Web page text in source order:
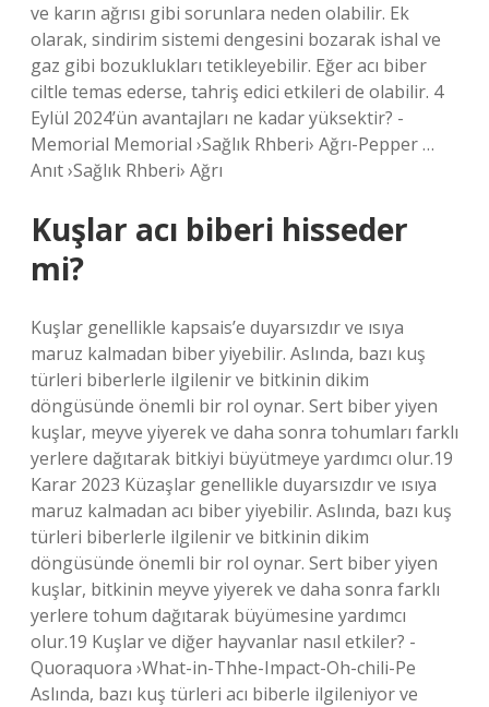
ve karın ağrısı gibi sorunlara neden olabilir. Ek
olarak, sindirim sistemi dengesini bozarak ishal ve
gaz gibi bozuklukları tetikleyebilir. Eğer acı biber
ciltle temas ederse, tahriş edici etkileri de olabilir. 4
Eylül 2024’ün avantajları ne kadar yüksektir? -
Memorial Memorial ›Sağlık Rhberi› Ağrı-Pepper …
Anıt ›Sağlık Rhberi› Ağrı
Kuşlar acı biberi hisseder
mi?
Kuşlar genellikle kapsais’e duyarsızdır ve ısıya
maruz kalmadan biber yiyebilir. Aslında, bazı kuş
türleri biberlerle ilgilenir ve bitkinin dikim
döngüsünde önemli bir rol oynar. Sert biber yiyen
kuşlar, meyve yiyerek ve daha sonra tohumları farklı
yerlere dağıtarak bitkiyi büyütmeye yardımcı olur.19
Karar 2023 Küzaşlar genellikle duyarsızdır ve ısıya
maruz kalmadan acı biber yiyebilir. Aslında, bazı kuş
türleri biberlerle ilgilenir ve bitkinin dikim
döngüsünde önemli bir rol oynar. Sert biber yiyen
kuşlar, bitkinin meyve yiyerek ve daha sonra farklı
yerlere tohum dağıtarak büyümesine yardımcı
olur.19 Kuşlar ve diğer hayvanlar nasıl etkiler? -
Quoraquora ›What-in-Thhe-Impact-Oh-chili-Pe
Aslında, bazı kuş türleri acı biberle ilgileniyor ve